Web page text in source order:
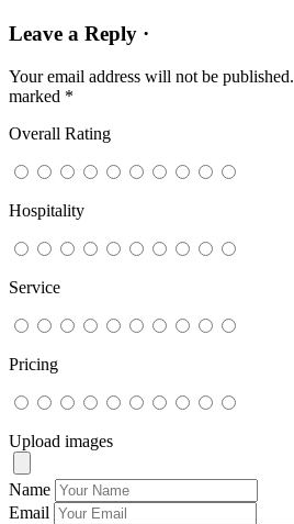
Leave a Reply ·
Your email address will not be published.
marked *
Overall Rating
Hospitality
Service
Pricing
Upload images
Name
Email